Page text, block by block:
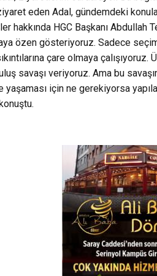
eden Adal, gündemdeki
hakkında HGC Başkanı Abdullah
özen gösteriyoruz. Sadece
çare olmaya
savaşı veriyoruz. Ama bu
için ne gerekiyorsa